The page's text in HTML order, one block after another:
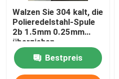
Walzen Sie 304 kalt, die
Polieredelstahl-Spule
2b 1.5mm 0.25mm
überziehen
Bestpreis